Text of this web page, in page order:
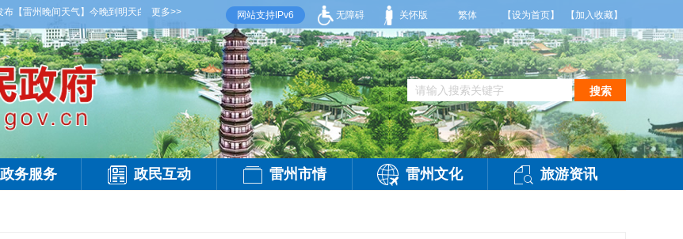
【雷州晚间天气】今晚到明天白天，多云间晴，有雷阵雨，偏西风3级，气温27到36度，相对湿度55%到95%。雷州市气象台2026年08月09日傍晚发布
更多>> 网站支持IPv6 无障碍 关怀版 繁体 【设为首页】 【加入收藏】
搜索
政务服务 政民互动 雷州市情 雷州文化 旅游资讯